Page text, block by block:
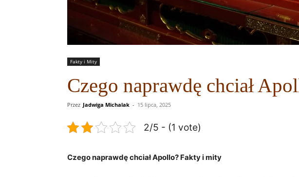
Fakty i Mity
Czego naprawdę chciał
Przez Jadwiga Michalak - 15 lipca, 2025
2/5 - (1 vote)
Czego ⁢naprawdę chciał Apollo? Fakty i mity